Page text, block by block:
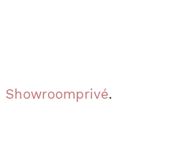
Showroomprivé.